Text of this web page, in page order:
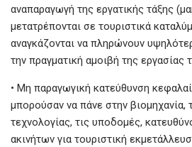
αναπαραγωγή της εργατικής τάξης
μετατρέπονται σε τουριστικά
αναγκάζονται να πληρώνουν
την πραγματική αμοιβή της εργασίας
• Μη παραγωγική κατεύθυνση
μπορούσαν να πάνε στην βιομηχανία,
τεχνολογίας, τις υποδομές,
ακινήτων για τουριστική